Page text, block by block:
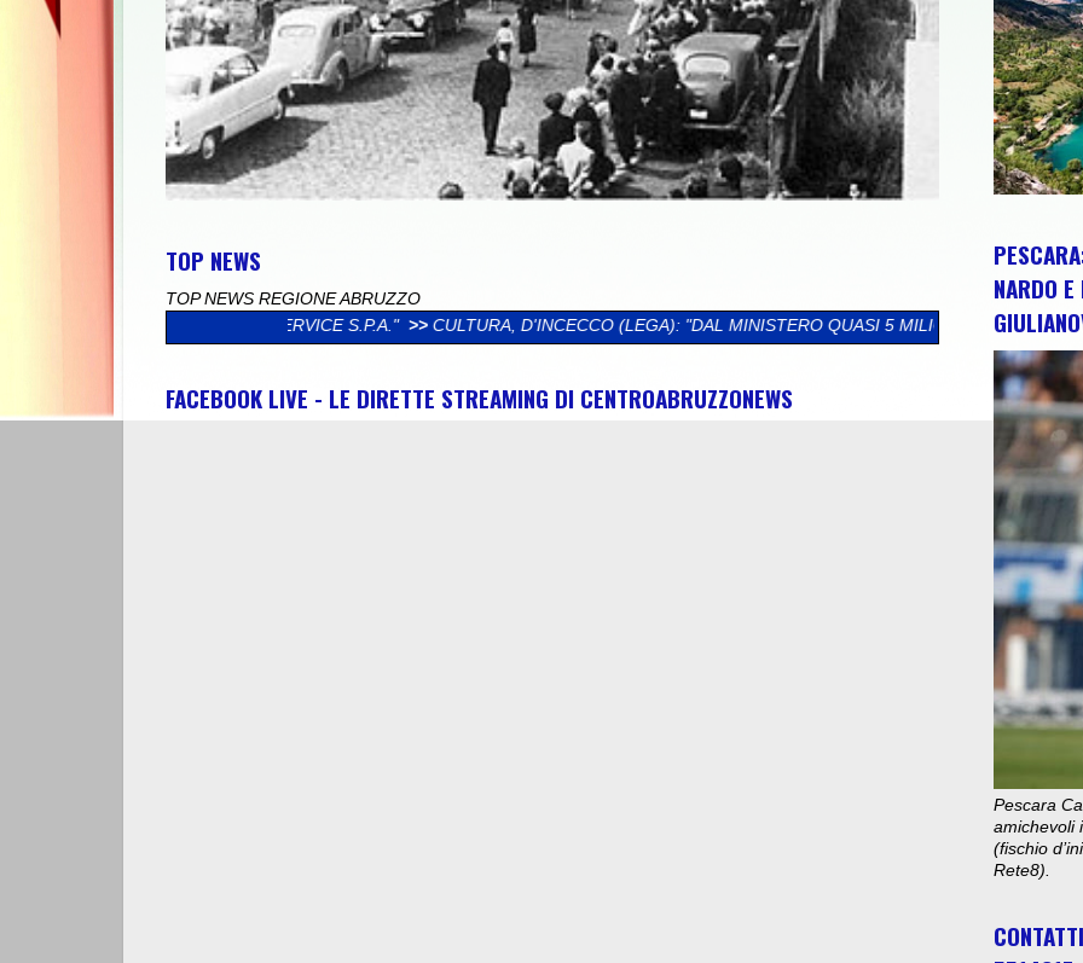
TOP NEWS
TOP NEWS REGIONE ABRUZZO
CULTURA, D'INCECCO (LEGA): "DAL MINISTERO QUASI 5 MILIONI DI EURO PER L'ABRUZZO.
FACEBOOK LIVE - LE DIRETTE STREAMING DI CENTROABRUZZONEWS
NARDO
Pescara
amichevoli
(fischio
Rete8).